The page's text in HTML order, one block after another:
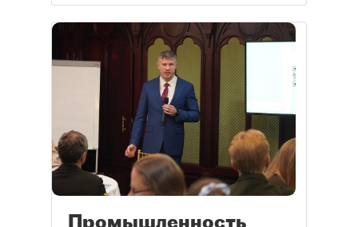
Промышленность